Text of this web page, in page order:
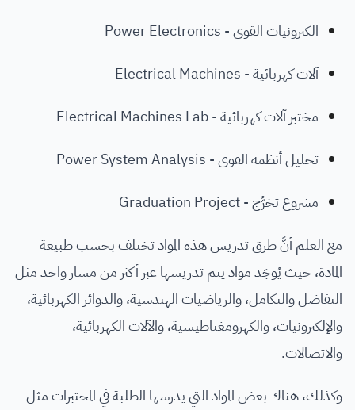
الكترونيات القوى - Power Electronics
آلات كهربائية - Electrical Machines
مختبر آلات كهربائية - Electrical Machines Lab
تحليل أنظمة القوى - Power System Analysis
مشروع تخرُّج - Graduation Project
مع العلم أنَّ طرق تدريس هذه المواد تختلف بحسب طبيعة
المادة، حيث يُوجَد مواد يتم تدريسها عبر أكثر من مسار واحد مثل
التفاضل والتكامل، والرياضيات الهندسية، والدوائر الكهربائية،
والإلكترونيات، والكهرومغناطيسية، والآلات الكهربائية،
والاتصالات.
وكذلك، هناك بعض المواد التي يدرسها الطلبة في المختبرات مثل